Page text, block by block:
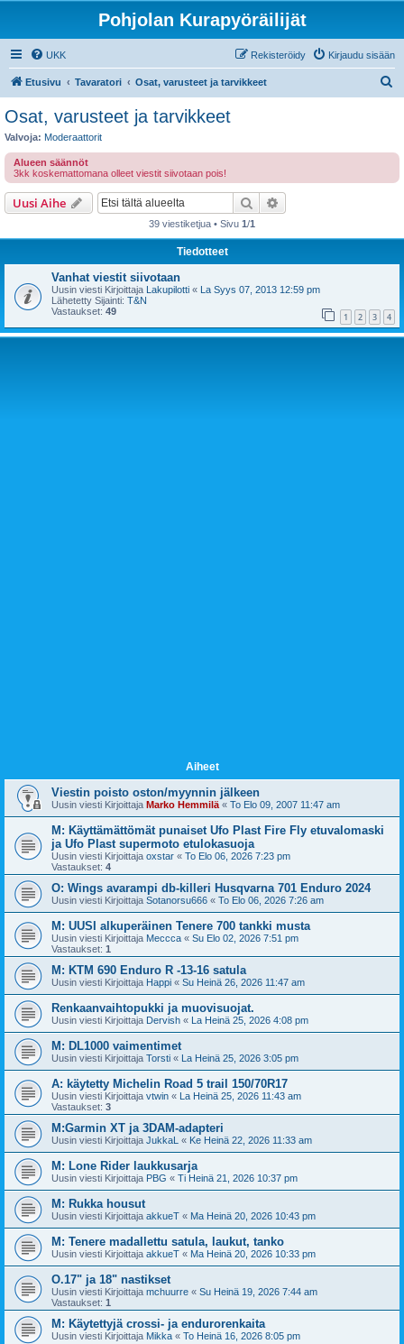
Pohjolan Kurapyöräilijät
UKK Kirjaudu sisään
Rekisteröidy
Etusivu Tavaratori Osat, varusteet ja tarvikkeet
Osat, varusteet ja tarvikkeet
Valvoja: Moderaattorit
Alueen säännöt
3kk koskemattomana olleet viestit siivotaan pois!
Uusi Aihe Etsi
39 viestiketjua • Sivu 1/1
Tiedotteet
Vanhat viestit siivotaan
Uusin viesti Kirjoittaja Lakupilotti « La Syys 07, 2013 12:59 pm
Lähetetty Sijainti: T&N
Vastaukset: 49 1 2 3 4
Aiheet
Viestin poisto oston/myynnin jälkeen
Uusin viesti Kirjoittaja Marko Hemmilä « To Elo 09, 2007 11:47 am
M: Käyttämättömät punaiset Ufo Plast Fire Fly etuvalomaski
ja Ufo Plast supermoto etulokasuoja
Uusin viesti Kirjoittaja oxstar « To Elo 06, 2026 7:23 pm
Vastaukset: 4
O: Wings avarampi db-killeri Husqvarna 701 Enduro 2024
Uusin viesti Kirjoittaja Sotanorsu666 « To Elo 06, 2026 7:26 am
M: UUSI alkuperäinen Tenere 700 tankki musta
Uusin viesti Kirjoittaja Meccca « Su Elo 02, 2026 7:51 pm
Vastaukset: 1
M: KTM 690 Enduro R -13-16 satula
Uusin viesti Kirjoittaja Happi « Su Heinä 26, 2026 11:47 am
Renkaanvaihtopukki ja muovisuojat.
Uusin viesti Kirjoittaja Dervish « La Heinä 25, 2026 4:08 pm
M: DL1000 vaimentimet
Uusin viesti Kirjoittaja Torsti « La Heinä 25, 2026 3:05 pm
A: käytetty Michelin Road 5 trail 150/70R17
Uusin viesti Kirjoittaja vtwin « La Heinä 25, 2026 11:43 am
Vastaukset: 3
M:Garmin XT ja 3DAM-adapteri
Uusin viesti Kirjoittaja JukkaL « Ke Heinä 22, 2026 11:33 am
M: Lone Rider laukkusarja
Uusin viesti Kirjoittaja PBG « Ti Heinä 21, 2026 10:37 pm
M: Rukka housut
Uusin viesti Kirjoittaja akkueT « Ma Heinä 20, 2026 10:43 pm
M: Tenere madallettu satula, laukut, tanko
Uusin viesti Kirjoittaja akkueT « Ma Heinä 20, 2026 10:33 pm
O.17" ja 18" nastikset
Uusin viesti Kirjoittaja mchuurre « Su Heinä 19, 2026 7:44 am
Vastaukset: 1
M: Käytettyjä crossi- ja endurorenkaita
Uusin viesti Kirjoittaja Mikka « To Heinä 16, 2026 8:05 pm